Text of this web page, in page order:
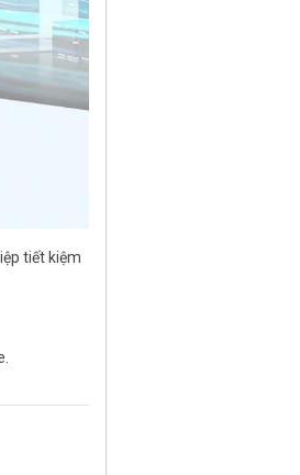
tiết kiệm